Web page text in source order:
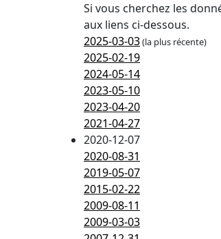
Si vous cherchez les
aux liens ci-dessous.
2025-03-03(la plus récente)
2025-02-19
2024-05-14
2023-05-10
2023-04-20
2021-04-27
2020-12-07
2020-08-31
2019-05-07
2015-02-22
2009-08-11
2009-03-03